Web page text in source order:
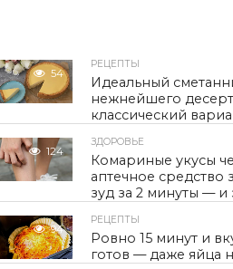
54
РЕЦЕПТЫ
Идеальный
нежнейшего
классический
124
ЗДОРОВЬЕ
Комариные укусы
аптечное средство
зуд за 2 минуты — и
94
РЕЦЕПТЫ
Ровно 15 минут и
готов — даже яйца